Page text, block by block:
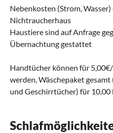
Nebenkosten (Strom,
Nichtraucherhaus
Haustiere sind auf Anfrage
Übernachtung gestattet
Handtücher können für
werden, Wäschepaket
und Geschirrtücher) für 10,00